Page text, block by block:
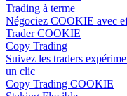
Trading à terme
Négociez COOKIE avec
Trader COOKIE
Copy Trading
Suivez les traders
un clic
Copy Trading COOKIE